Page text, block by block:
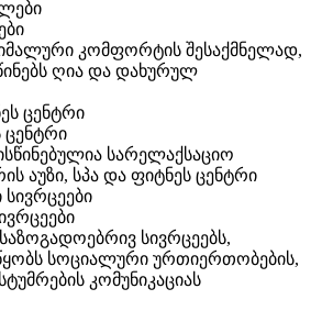
კომფორტის შესაქმნელად,
ღია და დახურულ
ცენტრი
სარელაქსაციო
აუზი, სპა და ფიტნეს ცენტრი
სივრცეებს,
სოციალური ურთიერთობების,
კომუნიკაციას